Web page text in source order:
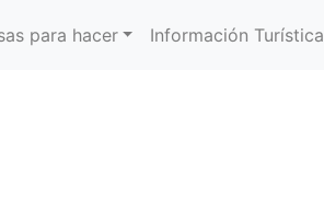
para hacer Información Turística